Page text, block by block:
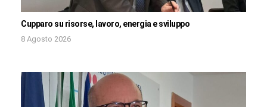
Cupparo su risorse, lavoro, energia e sviluppo
8 Agosto 2026